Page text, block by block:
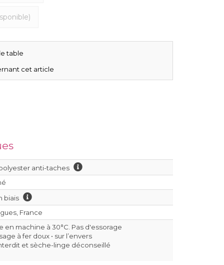
table
cet article
anti-taches
biais
France
en machine à 30°C. Pas d'essorage
à fer doux • sur l’envers
et sèche-linge déconseillé